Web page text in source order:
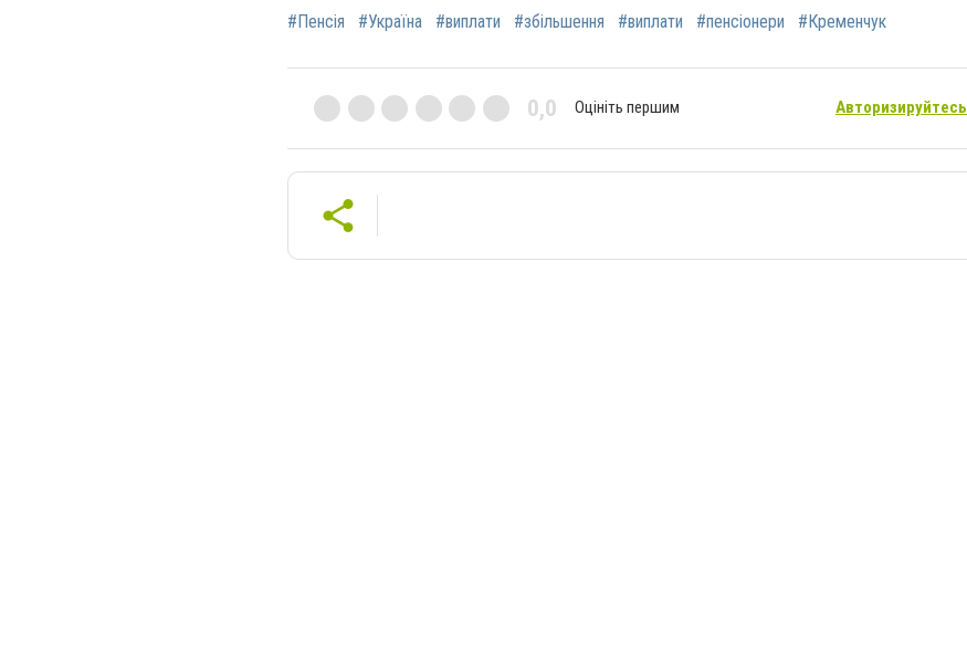
#Пенсія
#Україна #виплати #збільшення #виплати #пенсіонери #Кременчук
0,0 Оцініть першим Авторизируйтесь